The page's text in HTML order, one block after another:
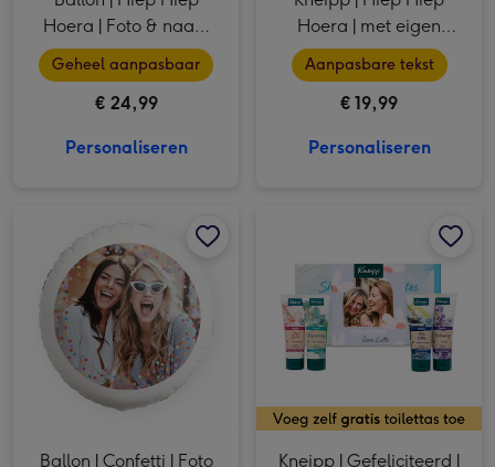
Hoera | Foto & naam
aanpasbaar
Geheel aanpasbaar
€ 24,99
Personaliseren
Hoera | met eigen
naam
Aanpasbare tekst
€ 19,99
Personaliseren
Ballon | Confetti | Foto
Kneipp | Gefeliciteerd |